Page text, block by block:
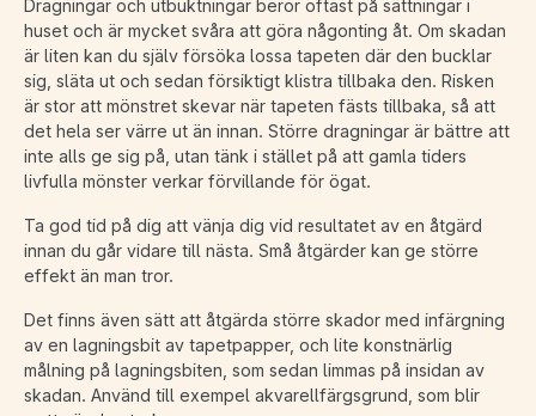
Dragningar och utbuktningar beror oftast på sättningar i
huset och är mycket svåra att göra någonting åt. Om skadan
är liten kan du själv försöka lossa tapeten där den bucklar
sig, släta ut och sedan försiktigt klistra tillbaka den. Risken
är stor att mönstret skevar när tapeten fästs tillbaka, så att
det hela ser värre ut än innan. Större dragningar är bättre att
inte alls ge sig på, utan tänk i stället på att gamla tiders
livfulla mönster verkar förvillande för ögat.
Ta god tid på dig att vänja dig vid resultatet av en åtgärd
innan du går vidare till nästa. Små åtgärder kan ge större
effekt än man tror.
Det finns även sätt att åtgärda större skador med infärgning
av en lagningsbit av tapetpapper, och lite konstnärlig
målning på lagningsbiten, som sedan limmas på insidan av
skadan. Använd till exempel akvarellfärgsgrund, som blir